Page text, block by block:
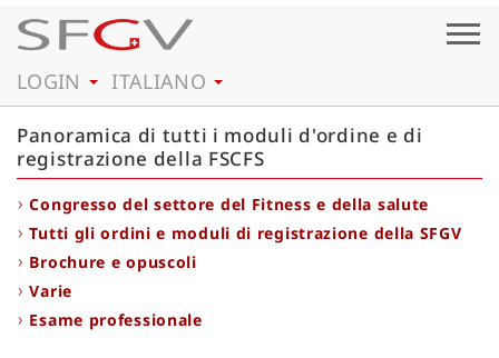
LOGIN ITALIANO
Panoramica di tutti i moduli d'ordine e di
registrazione della FSCFS
Congresso del settore del Fitness e della salute
Tutti gli ordini e moduli di registrazione della SFGV
Brochure e opuscoli
Varie
Esame professionale